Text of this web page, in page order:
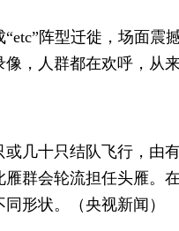
阵型迁徙，场面震
，人群都在欢呼，从
几十只结队飞行，由
群会轮流担任头雁。
形状。（央视新闻）